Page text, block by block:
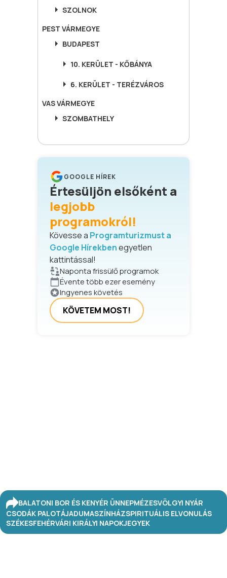
SZOLNOK
PEST VÁRMEGYE
BUDAPEST
10. KERÜLET - KŐBÁNYA
6. KERÜLET - TERÉZVÁROS
VASVÁRMEGYE
SZOMBATHELY
GOOGLE HÍREK
Értesüljön elsőként a
legjobb
programokról!
Kövesse a Programturizmust a
Google Hírekbenegyetlen
kattintással!
Naponta frissülő programok
Évente több ezer esemény
Ingyenes követés
KÖVETEM MOST!
BALATONI BOR ÉS KENYÉR ÜNNEPMÉZESVÖLGYI NYÁR
CSODÁK PALOTÁJADUMASZÍNHÁZSPIRITUÁLIS ELVONULÁS
SZÉKESFEHÉRVÁRI KIRÁLYI NAPOKJEGYEK